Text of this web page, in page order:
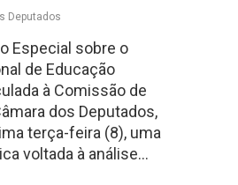
Deputados
Especial sobre o
de Educação
à Comissão de
dos Deputados,
terça-feira (8), uma
voltada à análise…